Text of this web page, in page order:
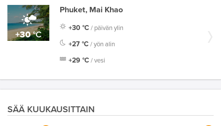
+30°C
Phuket, Mai Khao
+30 °C / päivän ylin
+27 °C / yön alin
+29 °C / vesi
SÄÄ KUUKAUSITTAIN